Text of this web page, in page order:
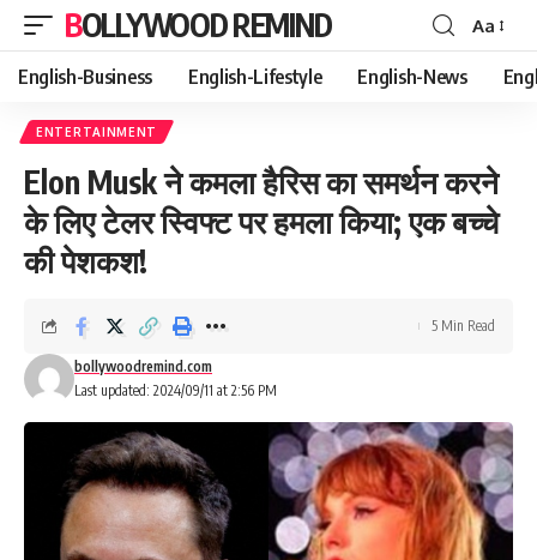
BOLLYWOOD REMIND
Font
Resizer
Aa
English-Business English-Lifestyle English-News
ENTERTAINMENT
Elon Musk ने कमला हैरिस का समर्थन करने
के लिए टेलर स्विफ्ट पर हमला किया; एक बच्चे
की पेशकश!
Last updated: 2024/09/11 at 2:56 PM
bollywoodremind.com
5 Min Read